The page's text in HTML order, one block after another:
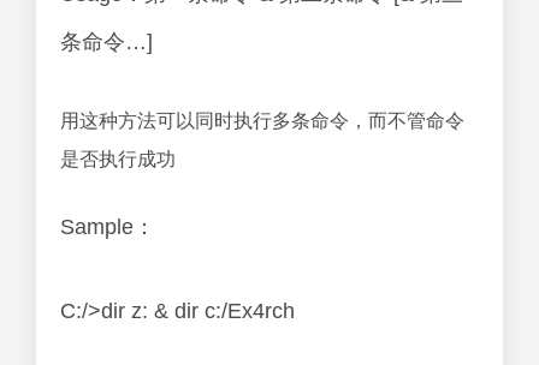
条命令…]
用这种方法可以同时执行多条命令，而不管命令
是否执行成功
Sample：
C:/>dir z: & dir c:/Ex4rch